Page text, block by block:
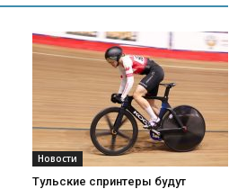
Новости
Тульские спринтеры будут